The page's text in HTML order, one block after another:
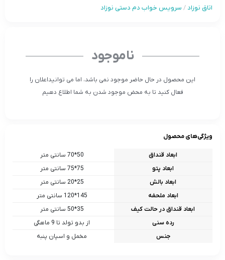
اتاق نوزاد / سرویس خواب دم دستی نوزاد
ناموجود
این محصول در حال حاضر موجود نمی باشد، اما می توانیداعلان را
فعال کنید تا به محض موجود شدن به شما اطلاع دهیم
ویژگی‌های محصول
ابعاد قنداق
50*70 سانتی متر
ابعاد پتو
75*75 سانتی متر
ابعاد بالش
25*20 سانتی متر
ابعاد ملحفه
145*120 سانتی متر
ابعاد قنداق در حالت کیف
35*50 سانتی متر
رده سنی
از بدو تولد تا 9 ماهگی
جنس
مخمل و اسپان پنبه